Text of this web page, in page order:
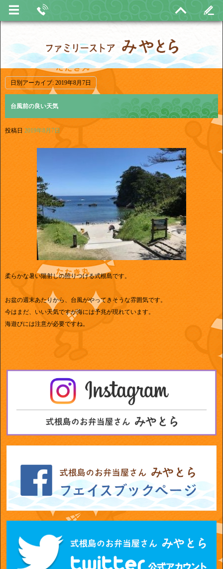
日別アーカイブ: 2019年8月7日
台風前の良い天気
投稿日 2019年8月7日
柔らかな暑い陽射しの照りつける式根島です。
お盆の週末あたりから、台風がやってきそうな雰囲気です。
今はまだ、いい天気ですが海には予兆が現れています。
海遊びには注意が必要ですね。